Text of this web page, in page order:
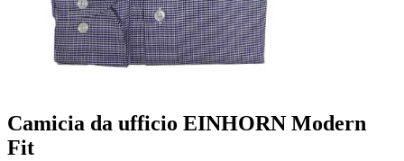
Camicia da ufficio EINHORN Modern
Fit